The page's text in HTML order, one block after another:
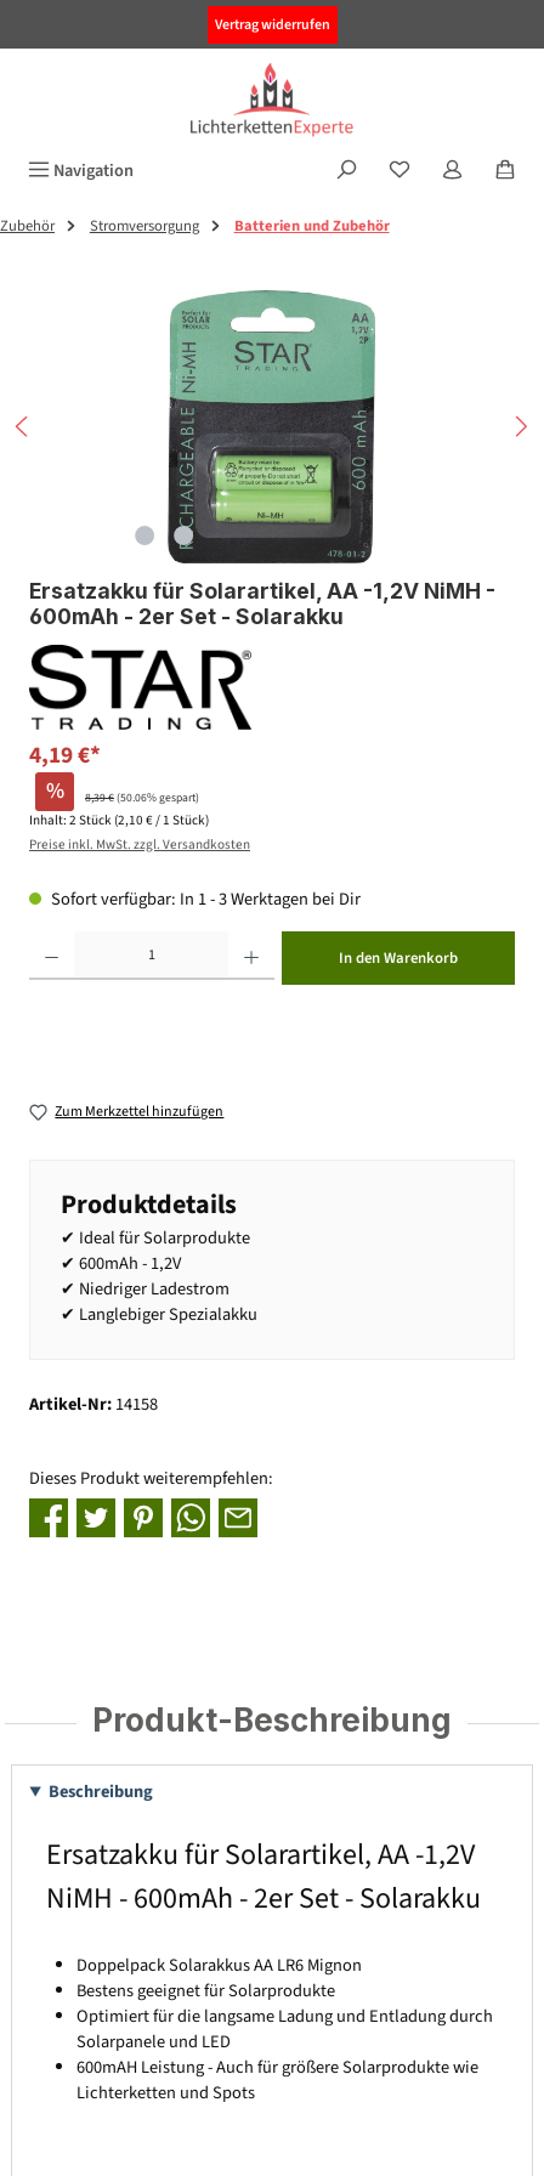
Vertrag widerrufen
Navigation
Zubehör Stromversorgung Batterien und Zubehör
Bildergalerie überspringen
Ersatzakku für Solarartikel, AA -1,2V NiMH -
600mAh - 2er Set - Solarakku
4,19 €*
% 8,39 €(50.06% gespart)
Inhalt: 2 Stück (2,10 € / 1 Stück)
Preise inkl. MwSt. zzgl. Versandkosten
Sofort verfügbar: In 1 - 3 Werktagen bei Dir
In den Warenkorb
Zum Merkzettel hinzufügen
Produktdetails
✔ Ideal für Solarprodukte
✔ 600mAh - 1,2V
✔ Niedriger Ladestrom
✔ Langlebiger Spezialakku
Artikel-Nr:14158
Dieses Produkt weiterempfehlen:
Produkt-Beschreibung
Beschreibung
Ersatzakku für Solarartikel, AA -1,2V
NiMH - 600mAh - 2er Set - Solarakku
Doppelpack Solarakkus AA LR6 Mignon
Bestens geeignet für Solarprodukte
Optimiert für die langsame Ladung und Entladung durch
Solarpanele und LED
600mAH Leistung - Auch für größere Solarprodukte wie
Lichterketten und Spots